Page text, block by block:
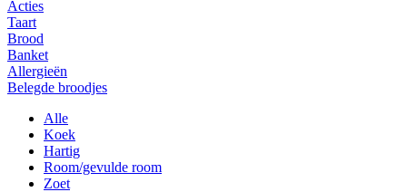
Acties
Taart
Brood
Banket
Allergieën
Belegde broodjes
Alle
Koek
Hartig
Room/gevulde room
Zoet